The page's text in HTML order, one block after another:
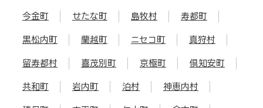
今金町 せたな町 島牧村 寿都町
黒松内町 蘭越町 ニセコ町 真狩村
留寿都村 喜茂別町 京極町 倶知安町
共和町 岩内町 泊村 神恵内村